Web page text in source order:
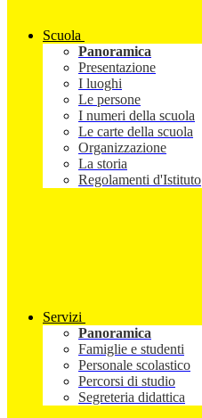
Scuola
Panoramica
Presentazione
I luoghi
Le persone
I numeri della scuola
Le carte della scuola
Organizzazione
La storia
Regolamenti d'Istituto
Servizi
Panoramica
Famiglie e studenti
Personale scolastico
Percorsi di studio
Segreteria didattica